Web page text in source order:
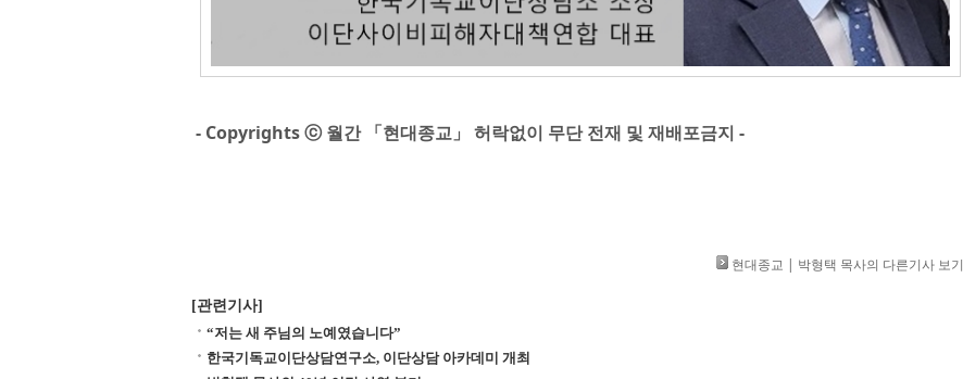
- Copyrights ⓒ 월간 「현대종교」 허락없이 무단 전재 및 재배포금지 -
현대종교 | 박형택 목사의 다른기사 보기
[관련기사]
“저는 새 주님의 노예였습니다”
한국기독교이단상담연구소, 이단상담 아카데미 개최